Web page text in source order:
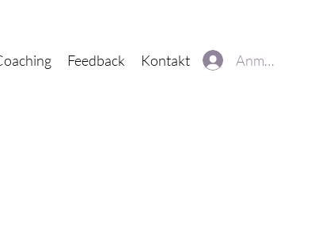
Feedback Kontakt Anmelden